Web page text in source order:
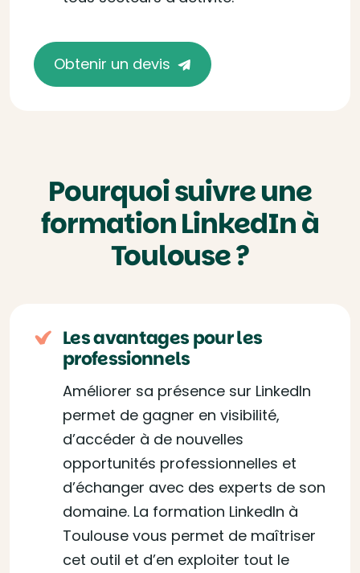
Obtenir un devis
Pourquoi suivre une
formation LinkedIn à
Toulouse ?
Les avantages pour les
professionnels
Améliorer sa présence sur LinkedIn
permet de gagner en visibilité,
d’accéder à de nouvelles
opportunités professionnelles et
d’échanger avec des experts de son
domaine. La formation LinkedIn à
Toulouse vous permet de maîtriser
cet outil et d’en exploiter tout le